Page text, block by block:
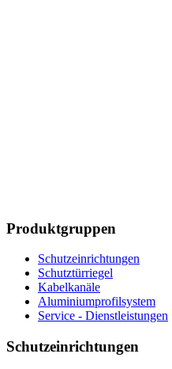
Produktgruppen
Schutzeinrichtungen
Schutztürriegel
Kabelkanäle
Aluminiumprofilsystem
Service - Dienstleistungen
Schutzeinrichtungen